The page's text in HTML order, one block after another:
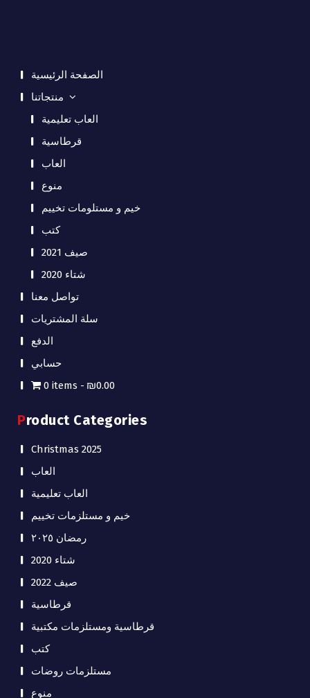
الصفحة الرئيسية
منتجاتنا
العاب تعليمية
قرطاسية
العاب
منوع
خيم و مستلومات تخييم
كتب
صيف 2021
شتاء 2020
تواصل معنا
سلة المشتريات
الدفع
حسابي
0 items
₪0.00
Product Categories
Christmas 2025
العاب
العاب تعليمية
خيم و مستلزمات تخييم
رمضان ٢٠٢٥
شتاء 2020
صيف 2022
قرطاسية
قرطاسية ومستلزمات مكتبية
كتب
مستلزمات روضات
منوع